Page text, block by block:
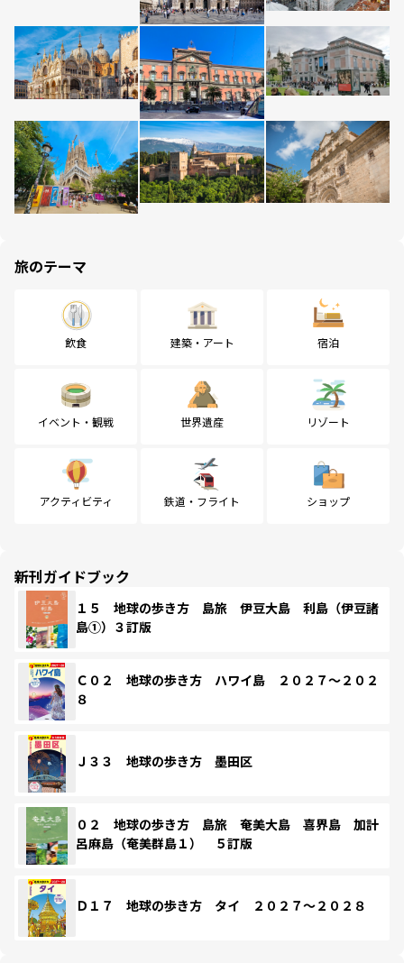
旅のテーマ
飲食 建築・アート 宿泊
イベント・観戦 世界遺産 リゾート
アクティビティ 鉄道・フライト ショップ
新刊ガイドブック
１５ 地球の歩き方 島旅 伊豆大島 利島（伊豆諸
島①）３訂版
Ｃ０２ 地球の歩き方 ハワイ島 ２０２７～２０２
８
Ｊ３３ 地球の歩き方 墨田区
０２ 地球の歩き方 島旅 奄美大島 喜界島 加計
呂麻島（奄美群島１） ５訂版
Ｄ１７ 地球の歩き方 タイ ２０２７～２０２８